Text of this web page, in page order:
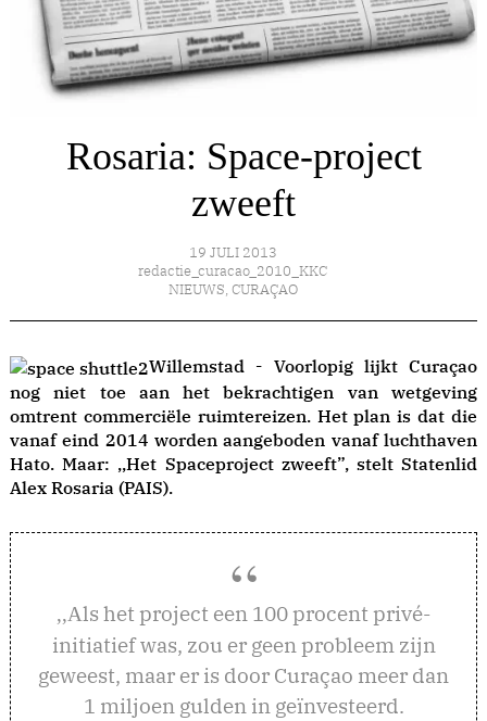
Rosaria: Space-project
zweeft
19 JULI 2013
redactie_curacao_2010_KKC
NIEUWS, CURAÇAO
Willemstad - Voorlopig lijkt Curaçao
nog niet toe aan het bekrachtigen van wetgeving
omtrent commerciële ruimtereizen. Het plan is dat die
vanaf eind 2014 worden aangeboden vanaf luchthaven
Hato. Maar: ,,Het Spaceproject zweeft”, stelt Statenlid
Alex Rosaria (PAIS).
,,Als het project een 100 procent privé-
initiatief was, zou er geen probleem zijn
geweest, maar er is door Curaçao meer dan
1 miljoen gulden in geïnvesteerd.